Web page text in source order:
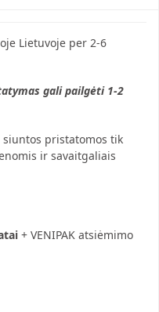
Lietuvoje per 2-6
gali pailgėti 1-2
pristatomos tik
ir savaitgaliais
+ VENIPAK atsiėmimo